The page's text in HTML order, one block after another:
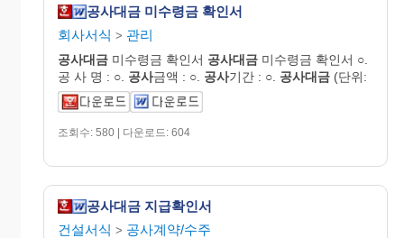
공사대금 미수령금 확인서
회사서식 > 관리
공사대금 미수령금 확인서 공사대금 미수령금 확인서 ○.
공 사 명 : ○. 공사금액 : ○. 공사기간 : ○. 공사대금 (단위:
조회수: 580 | 다운로드: 604
공사대금 지급확인서
건설서식 > 공사계약/수주